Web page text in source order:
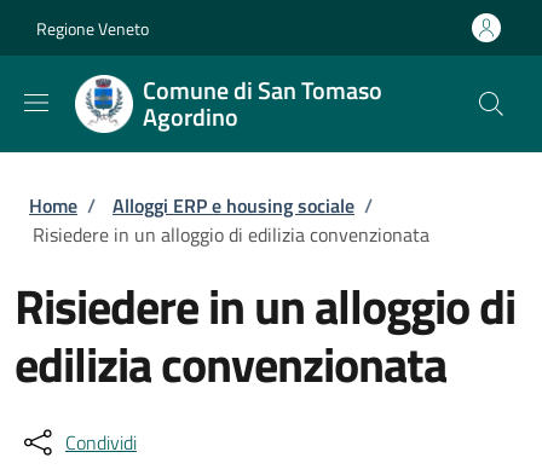
Regione Veneto
Comune di San Tomaso
Agordino
Briciole di pane
Home / Alloggi ERP e housing sociale /
Risiedere in un alloggio di edilizia convenzionata
Risiedere in un alloggio di
edilizia convenzionata
Condividi